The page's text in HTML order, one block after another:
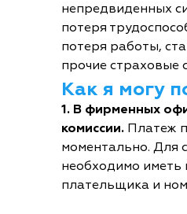
непредвиденных
потеря
потеря работы,
прочие страховые
Как я могу
1. В фирменных
комиссии. Платеж
моментально. Для
необходимо иметь
плательщика и